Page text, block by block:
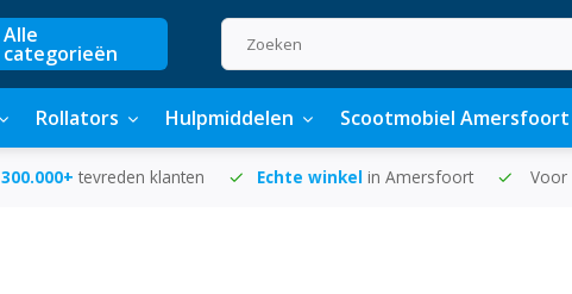
Alle
categorieën
Rollators Hulpmiddelen Scootmobiel Amersfoort
300.000+ tevreden klanten Echte winkel in Amersfoort Voor